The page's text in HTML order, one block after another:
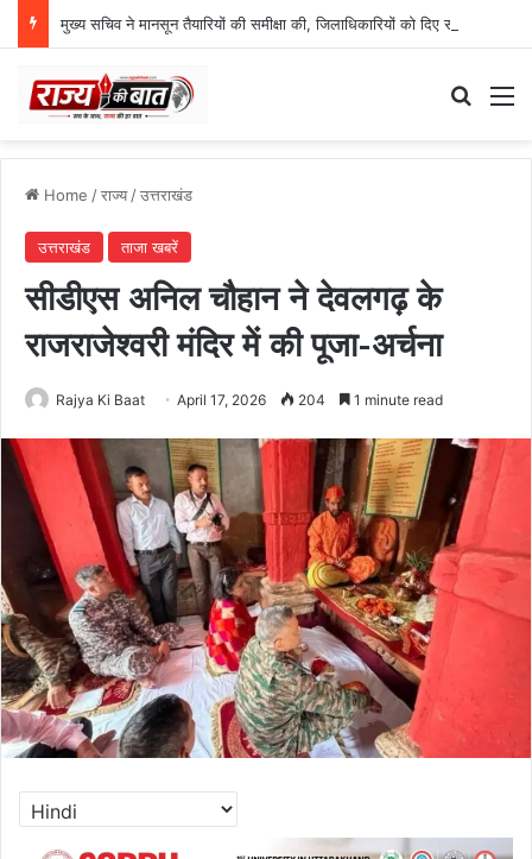
Home /राज्य/उत्तराखंड
उत्तराखंड ताजा खबरें
सीडीएस अनिल चौहान ने देवलगढ़ के
राजराजेश्वरी मंदिर में की पूजा-अर्चना
Rajya Ki Baat April 17, 2026 204 1 minute read